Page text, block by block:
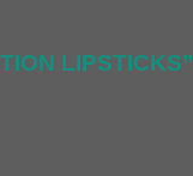
LIPSTICKS”